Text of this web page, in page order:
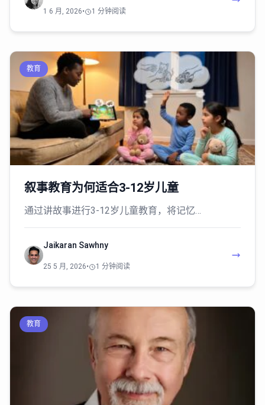
1 6 月, 2026• 1 分钟阅读
教育
叙事教育为何适合3-12岁儿童
通过讲故事进行3-12岁儿童教育，将记忆…
Jaikaran Sawhny
25 5 月, 2026• 1 分钟阅读
教育